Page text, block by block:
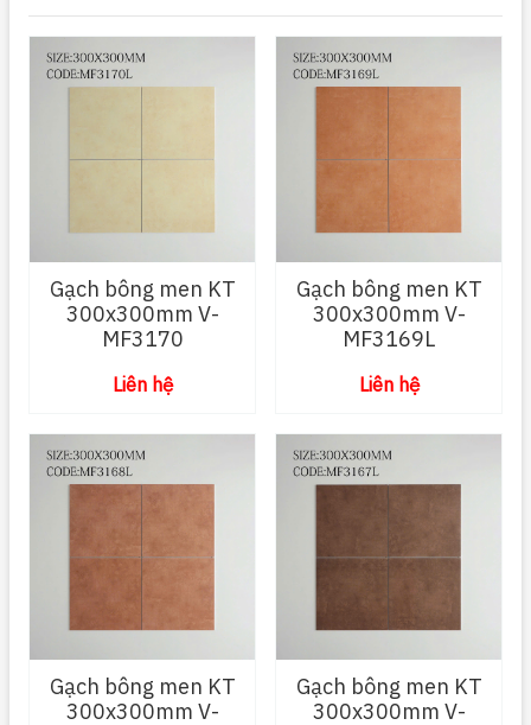
Gạch bông men KT
300x300mm V-
MF3170
Liên hệ
Gạch bông men KT
300x300mm V-
MF3169L
Liên hệ
Gạch bông men KT
300x300mm V-
Gạch bông men KT
300x300mm V-